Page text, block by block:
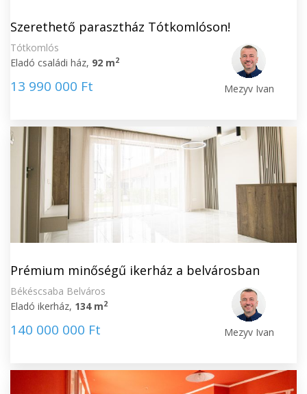
Szerethető parasztház Tótkomlóson!
Tótkomlós
Eladó családi ház, 92 m2
13 990 000 Ft Mezyv Ivan
Prémium minőségű ikerház a belvárosban
Békéscsaba Belváros
Eladó ikerház, 134 m2
140 000 000 Ft Mezyv Ivan